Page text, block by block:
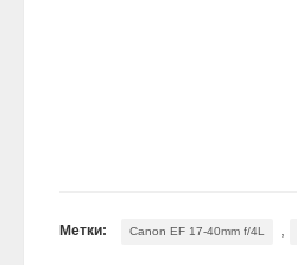
Метки: Canon EF 17-40mm f/4L ,